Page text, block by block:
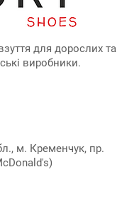
для дорослих та
виробники.
м. Кременчук, пр.